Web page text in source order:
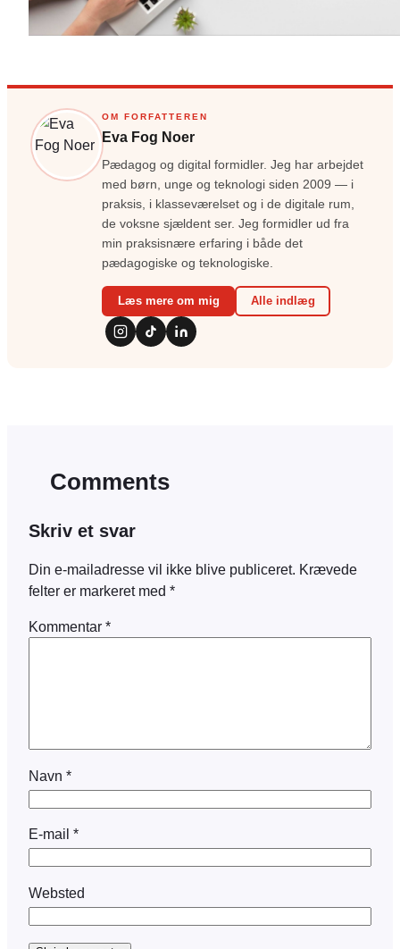
OM FORFATTEREN
Eva Fog Noer
Pædagog og digital formidler. Jeg har arbejdet
med børn, unge og teknologi siden 2009 — i
praksis, i klasseværelset og i de digitale rum,
de voksne sjældent ser. Jeg formidler ud fra
min praksisnære erfaring i både det
pædagogiske og teknologiske.
Læs mere om mig Alle indlæg
Comments
Skriv et svar
Din e-mailadresse vil ikke blive publiceret. Krævede
felter er markeret med *
Kommentar *
Navn *
E-mail *
Websted